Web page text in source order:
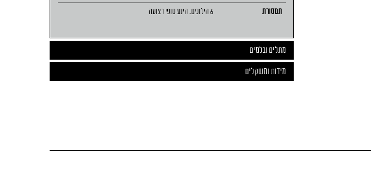
תמסורת 6 הילוכים. הינע סופי רצועה
מתלים ובלמים
מידות ומשקלים